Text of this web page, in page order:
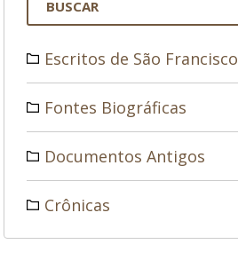
Escritos de São Francisco
Fontes Biográficas
Documentos Antigos
Crônicas